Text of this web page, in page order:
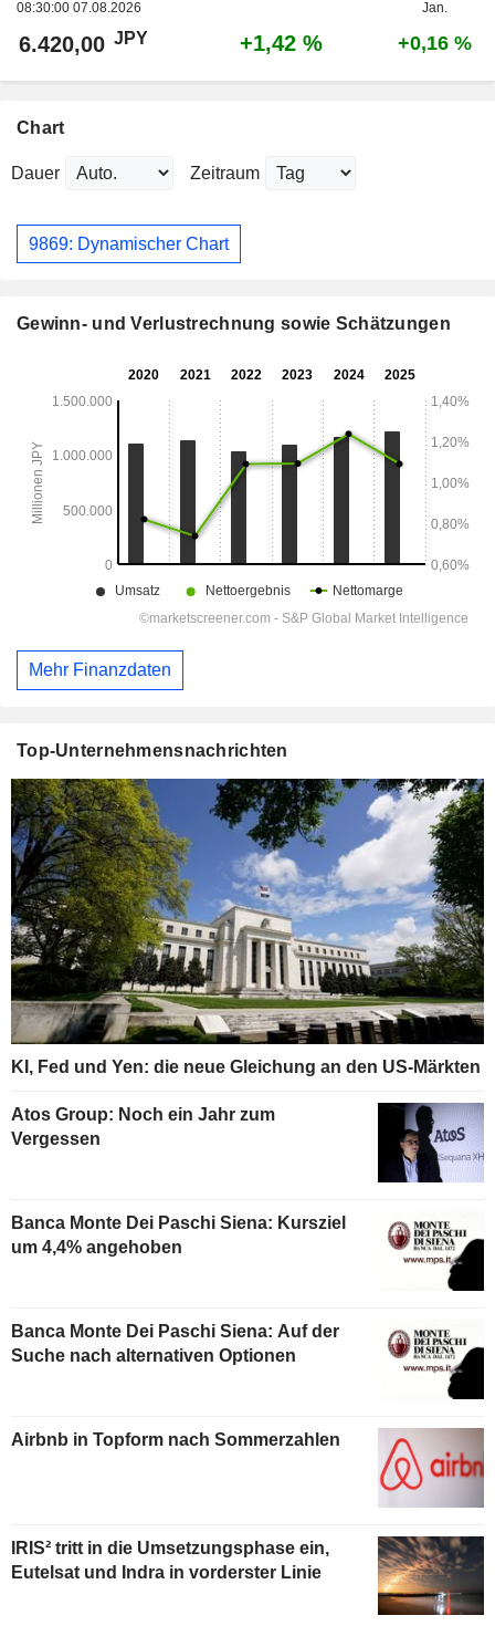
08:30:00 07.08.2026 Jan.
6.420,00 JPY +1,42 % +0,16 %
Chart
Dauer Zeitraum
9869: Dynamischer Chart
Gewinn- und Verlustrechnung sowie Schätzungen
Mehr Finanzdaten
Top-Unternehmensnachrichten
KI, Fed und Yen: die neue Gleichung an den US-Märkten
Atos Group: Noch ein Jahr zum
Vergessen
Banca Monte Dei Paschi Siena: Kursziel
um 4,4% angehoben
Banca Monte Dei Paschi Siena: Auf der
Suche nach alternativen Optionen
Airbnb in Topform nach Sommerzahlen
IRIS² tritt in die Umsetzungsphase ein,
Eutelsat und Indra in vorderster Linie